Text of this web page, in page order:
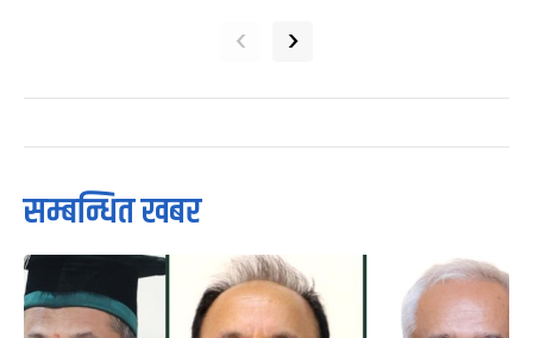
‹ ›
सम्बन्धित खबर